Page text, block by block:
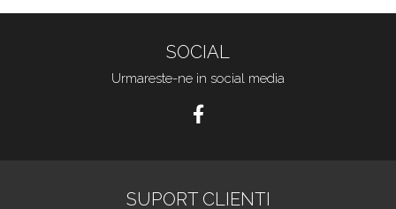
SOCIAL
Urmareste-ne in social media
SUPORT CLIENTI